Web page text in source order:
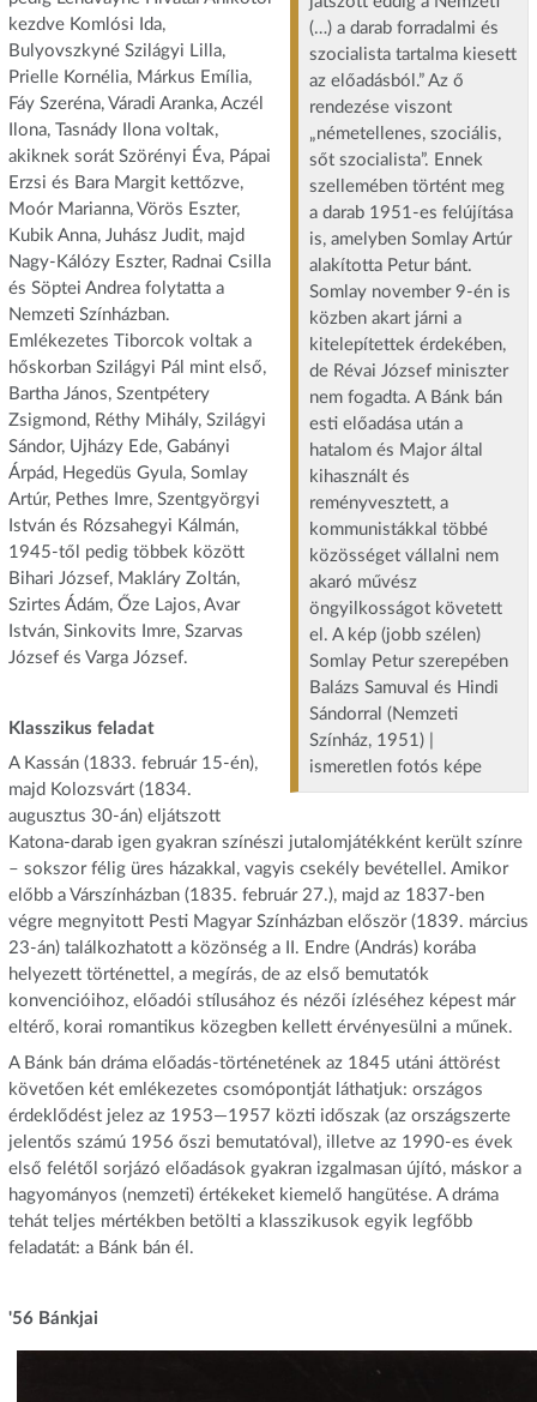
(…) a darab forradalmi és
szocialista tartalma kiesett
az előadásból.” Az ő
rendezése viszont
„németellenes, szociális,
sőt szocialista”. Ennek
szellemében történt meg
a darab 1951-es felújítása
is, amelyben Somlay Artúr
alakította Petur bánt.
Somlay november 9-én is
közben akart járni a
kitelepítettek érdekében,
de Révai József miniszter
nem fogadta. A Bánk bán
esti előadása után a
hatalom és Major által
kihasznált és
reményvesztett, a
kommunistákkal többé
közösséget vállalni nem
akaró művész
öngyilkosságot követett
el. A kép (jobb szélen)
Somlay Petur szerepében
Balázs Samuval és Hindi
Sándorral (Nemzeti
Színház, 1951) |
ismeretlen fotós képe
kezdve Komlósi Ida,
Bulyovszkyné Szilágyi Lilla,
Prielle Kornélia, Márkus Emília,
Fáy Szeréna, Váradi Aranka, Aczél
Ilona, Tasnády Ilona voltak,
akiknek sorát Szörényi Éva, Pápai
Erzsi és Bara Margit kettőzve,
Moór Marianna, Vörös Eszter,
Kubik Anna, Juhász Judit, majd
Nagy-Kálózy Eszter, Radnai Csilla
és Söptei Andrea folytatta a
Nemzeti Színházban.
Emlékezetes Tiborcok voltak a
hőskorban Szilágyi Pál mint első,
Bartha János, Szentpétery
Zsigmond, Réthy Mihály, Szilágyi
Sándor, Ujházy Ede, Gabányi
Árpád, Hegedüs Gyula, Somlay
Artúr, Pethes Imre, Szentgyörgyi
István és Rózsahegyi Kálmán,
1945-től pedig többek között
Bihari József, Makláry Zoltán,
Szirtes Ádám, Őze Lajos, Avar
István, Sinkovits Imre, Szarvas
József és Varga József.
Klasszikus feladat
A Kassán (1833. február 15-én),
majd Kolozsvárt (1834.
augusztus 30-án) eljátszott
Katona-darab igen gyakran színészi jutalomjátékként került színre
– sokszor félig üres házakkal, vagyis csekély bevétellel. Amikor
előbb a Várszínházban (1835. február 27.), majd az 1837-ben
végre megnyitott Pesti Magyar Színházban először (1839. március
23-án) találkozhatott a közönség a II. Endre (András) korába
helyezett történettel, a megírás, de az első bemutatók
konvencióihoz, előadói stílusához és nézői ízléséhez képest már
eltérő, korai romantikus közegben kellett érvényesülni a műnek.
A Bánk bán dráma előadás-történetének az 1845 utáni áttörést
követően két emlékezetes csomópontját láthatjuk: országos
érdeklődést jelez az 1953—1957 közti időszak (az országszerte
jelentős számú 1956 őszi bemutatóval), illetve az 1990-es évek
első felétől sorjázó előadások gyakran izgalmasan újító, máskor a
hagyományos (nemzeti) értékeket kiemelő hangütése. A dráma
tehát teljes mértékben betölti a klasszikusok egyik legfőbb
feladatát: a Bánk bán él.
'56 Bánkjai